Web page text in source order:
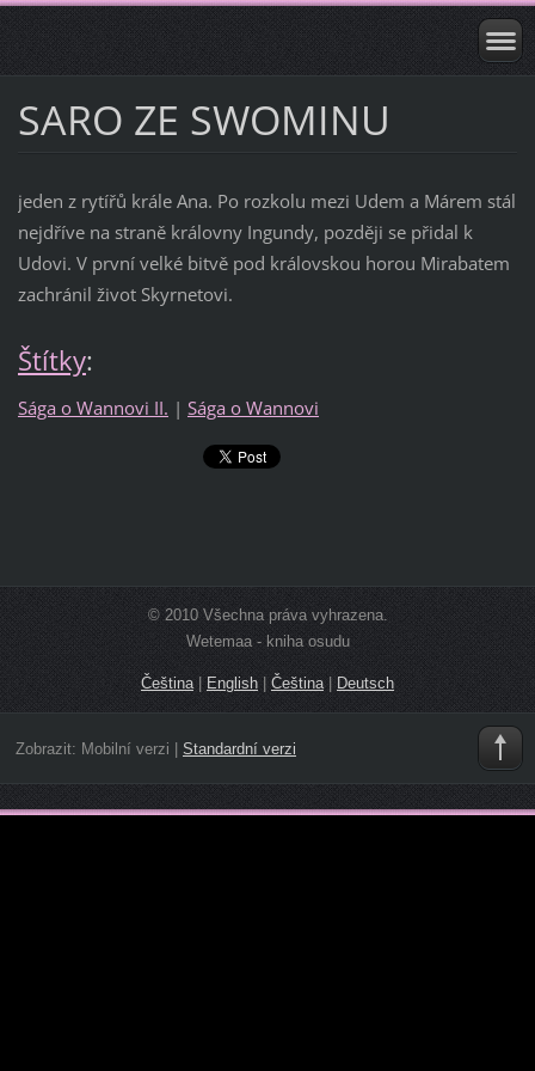
SARO ZE SWOMINU
jeden z rytířů krále Ana. Po rozkolu mezi Udem a Márem stál
nejdříve na straně královny Ingundy, později se přidal k
Udovi. V první velké bitvě pod královskou horou Mirabatem
zachránil život Skyrnetovi.
Štítky:
Sága o Wannovi II. | Sága o Wannovi
© 2010 Všechna práva vyhrazena.
Wetemaa - kniha osudu
Čeština | English Čeština| Deutsch
Zobrazit: Mobilní verzi Standardní verzi